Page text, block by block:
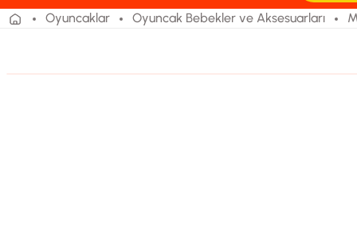
Oyuncaklar Oyuncak Bebekler ve Aksesuarları